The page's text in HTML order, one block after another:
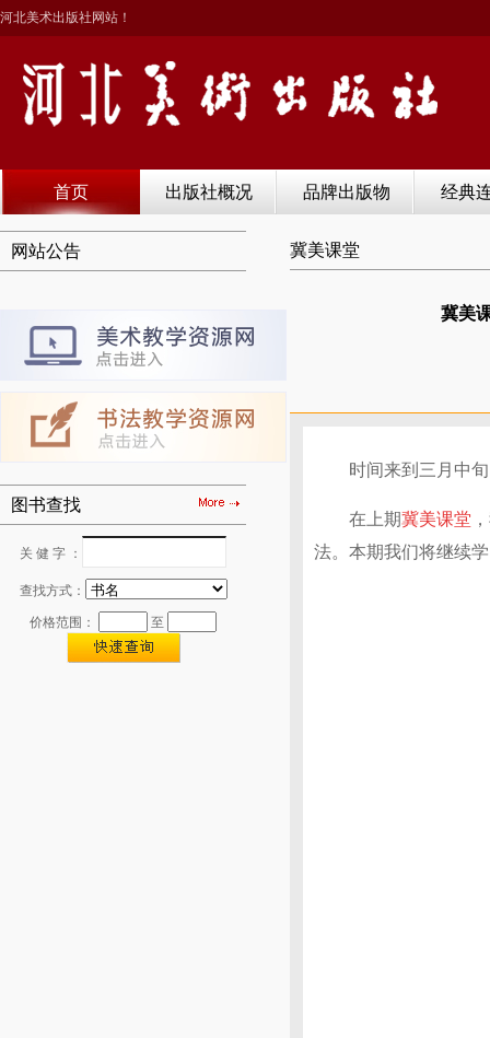
河北美术出版社网站！
首页 出版社概况 品牌出版物 经典
网站公告
图书查找
关 健 字 ：
查找方式：
价格范围： 至
冀美课堂
冀美
时间来到三月中
在上期冀美课堂
法。本期我们将继续